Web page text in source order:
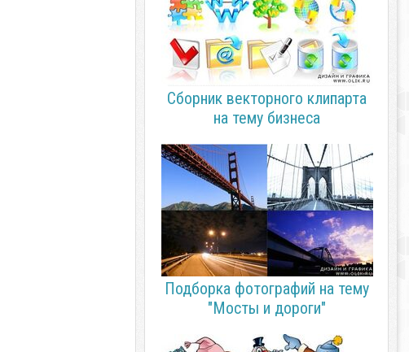
Сборник векторного клипарта
на тему бизнеса
Подборка фотографий на тему
"Мосты и дороги"